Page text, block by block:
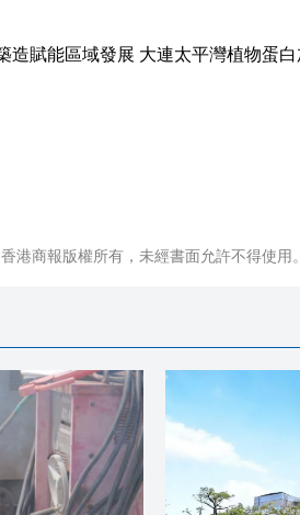
香港商報版權所有，未經書面允許不得使用。